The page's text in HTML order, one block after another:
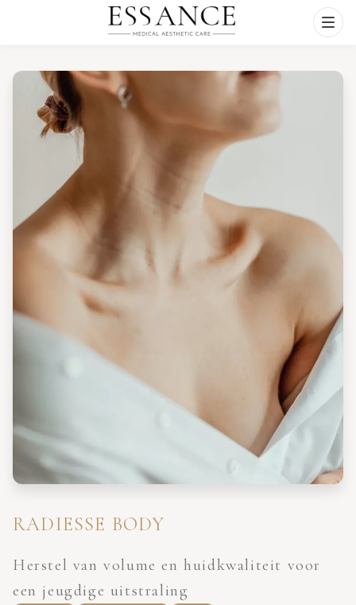
RADIESSE BODY
Herstel van volume en huidkwaliteit voor
een jeugdige uitstraling